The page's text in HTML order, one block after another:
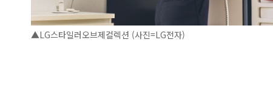
▲LG스타일러오브제컬렉션 (사진=LG전자)